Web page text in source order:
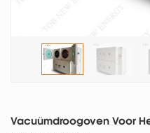
Vacuümdroogoven Voor